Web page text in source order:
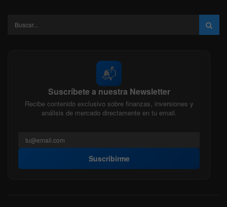
📬
Suscríbete a nuestra Newsletter
Recibe contenido exclusivo sobre finanzas, inversiones y
análisis de mercado directamente en tu email.
Suscribirme